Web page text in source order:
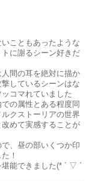
こともあったような
に謝るシーン好きだ
間の耳を絶対に描か
しているシーンはな
コマれていました
の属性とある程度同
クストーリアの世界
めて実感することが
、昼の部いくつか印
！
能できました(* ´ ▽ `